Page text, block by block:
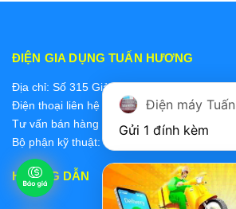
ĐIỆN GIA DỤNG TUẤN HƯƠNG
Địa chỉ: Số 315 Giảng Võ, Ba Đình, Hà Nội
Điện thoại liên hệ các bộ phận:
Tư vấn bán hàng 2: 0868228637
Bộ phận kỹ thuật: 0978 319 375
HƯỚNG DẪN
Điện máy
Gửi 1 đính kèm